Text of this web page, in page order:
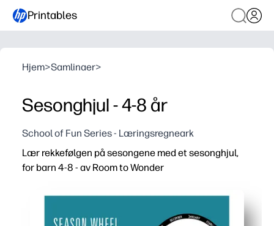
Printables
Hjem>Samlinaer>
Sesonghjul - 4-8 år
School of Fun Series - Læringsregneark
Lær rekkefølgen på sesongene med et sesonghjul,
for barn 4-8 - av Room to Wonder
Oppsett uten forberedelse - du skriver bare ut, klipper
Spinneaksjonen holder barna engasjert mens de